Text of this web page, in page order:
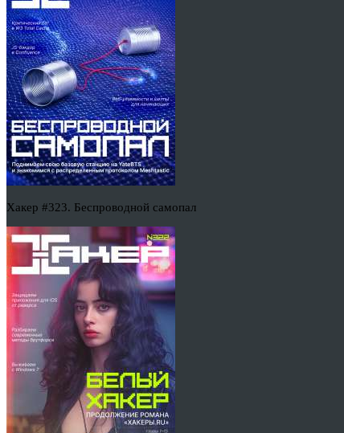
Хакер #323. Беспроводной самопал